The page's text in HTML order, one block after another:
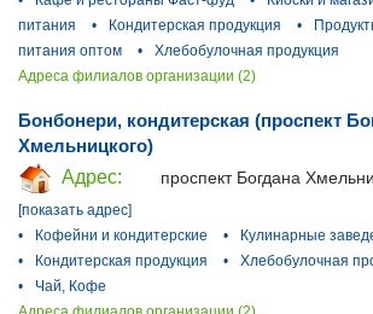
питания
• Кондитерская продукция •
питания оптом
•
Хлебобулочная продукция
Адреса филиалов организации (2)
Бонбонери, кондитерская (проспект
Хмельницкого)
Адрес:
проспект Богдана
[показать адрес]
•
Кофейни и кондитерские •
Кулинарные
•
Кондитерская продукция •
Хлебобулочная
•
Чай, Кофе